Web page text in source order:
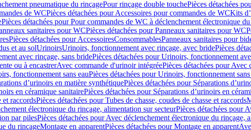
pneumatique du rinçagePour rinçage double touchePièces détachées
de WCPièces détachées pour Accessoires pour commandes de WCKits
Pièces détachées pour Pour commandes de WC à déclenchement électronique
sanitaires pour WCPièces détachées pour Panneaux sanitaires pour WC
Pièces détachées pour AccessoiresConsommablesPanneaux sanitaires pour
et au solUrinoirsUrinoirs, fonctionnement avec rinçage, avec bridePièces
avec rinçage, sans bridePièces détachées pour Urinoirs, fonctionnement
ou à encastrerAvec commande d'urinoir intégréePièces détachées pour
fonctionnement sans eauPièces détachées pour Urinoirs, fonctionnement sans
d’urinoirs en matière synthétiquePièces détachées pour Séparations
en céramique sanitairePièces détachées pour Séparations d’urinoirs en
et raccordsPièces détachées pour Tubes de chasse, coudes de chasse et raccords
électronique du rinçage, alimentation sur secteurPièces détachées pour
par pilesPièces détachées pour Avec déclenchement électronique du rinçage,
du rinçageMontage en apparentPièces détachées pour Montage en apparent